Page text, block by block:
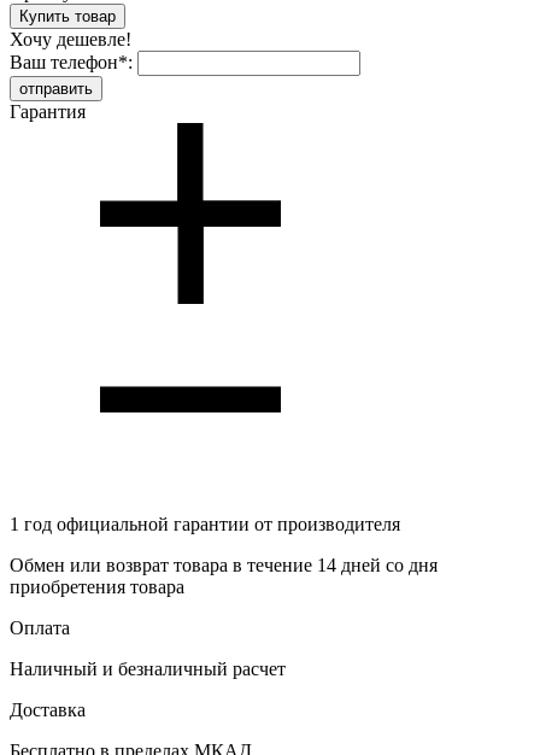
Хочу дешевле!
Ваш телефон*:
Гарантия
1 год официальной гарантии от производителя
Обмен или возврат товара в течение 14 дней со дня
приобретения товара
Оплата
Наличный и безналичный расчет
Доставка
Бесплатно в пределах МКАД